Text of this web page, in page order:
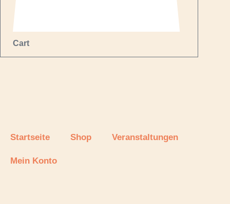
Cart
Startseite Shop Veranstaltungen
Mein Konto